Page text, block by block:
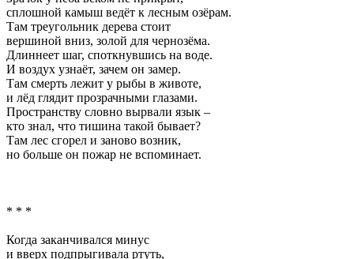
сплошной камыш ведёт к лесным озёрам.
Там треугольник дерева стоит
вершиной вниз, золой для чернозёма.
Длиннеет шаг, споткнувшись на воде.
И воздух узнаёт, зачем он замер.
Там смерть лежит у рыбы в животе,
и лёд глядит прозрачными глазами.
Пространству словно вырвали язык –
кто знал, что тишина такой бывает?
Там лес сгорел и заново возник,
но больше он пожар не вспоминает.
* * *
Когда заканчивался минус
и вверх подпрыгивала ртуть,